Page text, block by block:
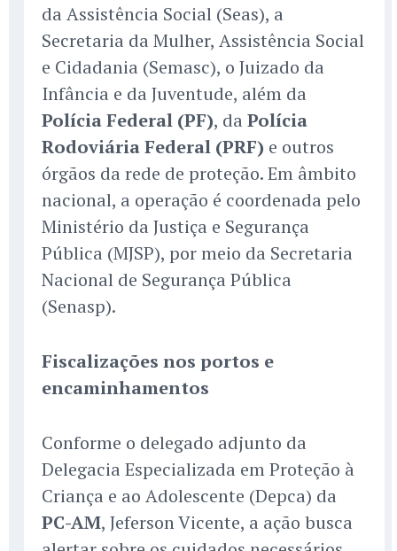
da Assistência Social (Seas), a
Secretaria da Mulher, Assistência Social
e Cidadania (Semasc), o Juizado da
Infância e da Juventude, além da
Polícia Federal (PF), da Polícia
Rodoviária Federal (PRF) e outros
órgãos da rede de proteção. Em âmbito
nacional, a operação é coordenada pelo
Ministério da Justiça e Segurança
Pública (MJSP), por meio da Secretaria
Nacional de Segurança Pública
(Senasp).
Fiscalizações nos portos e
encaminhamentos
Conforme o delegado adjunto da
Delegacia Especializada em Proteção à
Criança e ao Adolescente (Depca) da
PC-AM, Jeferson Vicente, a ação busca